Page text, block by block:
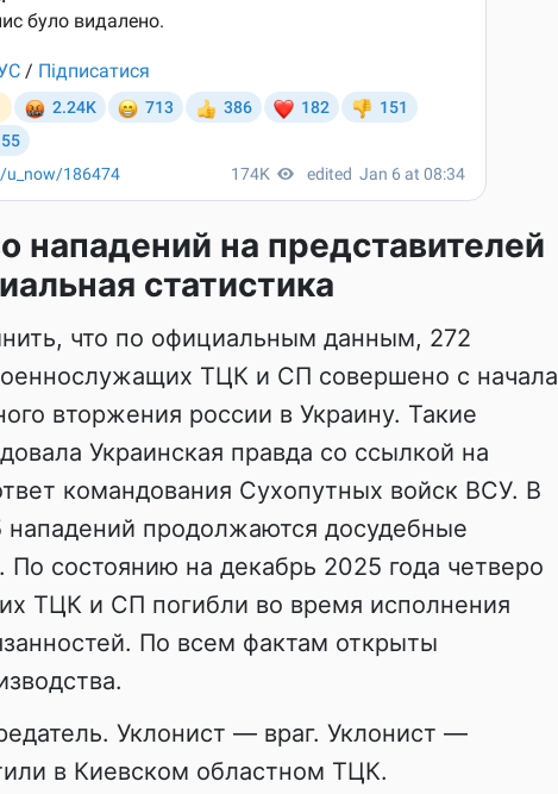
нападений на представителей
статистика
что по официальным данным, 272
ТЦК и СП совершено с начала
вторжения россии в Украину. Такие
Украинская правда со ссылкой на
командования Сухопутных войск ВСУ. В
продолжаются досудебные
По состоянию на декабрь 2025 года четверо
ТЦК и СП погибли во время исполнения
По всем фактам открыты
Уклонист — враг. Уклонист —
в Киевском областном ТЦК.